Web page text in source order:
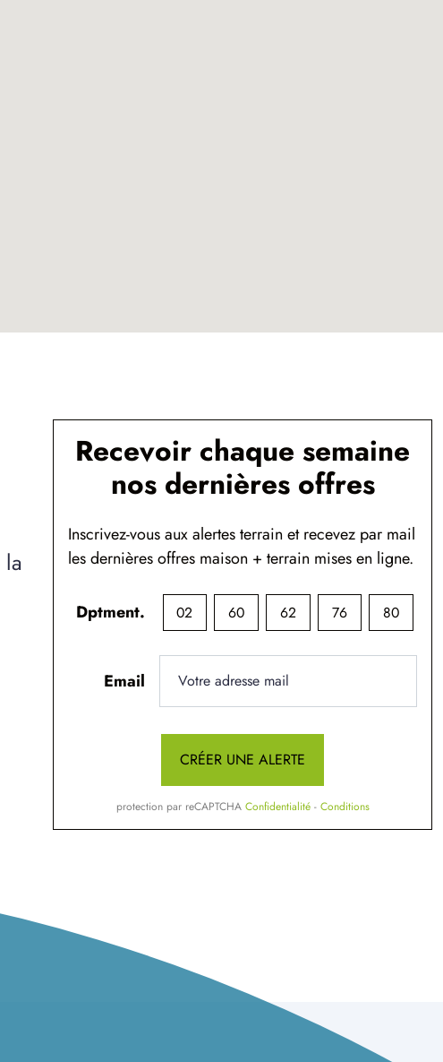
Recevoir chaque semaine
nos dernières offres
Inscrivez-vous aux alertes terrain et recevez par mail
les dernières offres maison + terrain mises en ligne.
Dptment. 02 60 62 76 80
Email
CRÉER UNE ALERTE
protection par reCAPTCHA Confidentialité - Conditions